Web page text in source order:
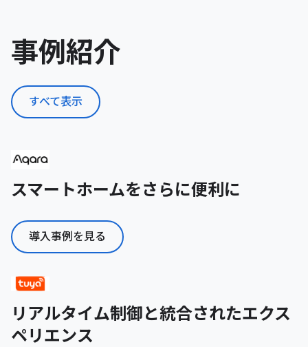
事例紹介
すべて表示
スマートホームをさらに便利に
導入事例を見る
リアルタイム制御と統合されたエクス
ペリエンス